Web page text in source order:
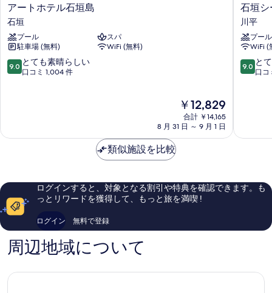
ア
ー
ト
ホ
テ
ル
石
アートホテル石垣島
石垣
プール
スパ
駐車場 (無料)
WiFi (無料)
10
段
も
し
口
コ
件
件
口
9.0 とても素晴らしい
口コミ 1,004 件
現
在
の
￥12,829
合計 ￥14,165
8 月 31 日 ～ 9 月 1 日
石
垣
シ
ー
サ
イ
ド
石垣シ
川平
プール
WiFi (
10
段
も
し
い、
9.0 と
口コ
類似施設を比較
ログインすると、対象となる割引や特典を確認できます。も
っとリワードを獲得して、もっと旅を満喫 !
ログイン 無料で登録
周辺地域について